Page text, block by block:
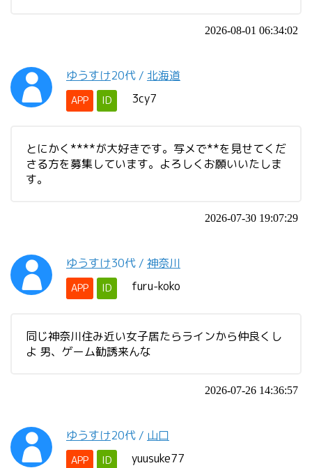
2026-08-01 06:34:02
ゆうすけ20代 / 北海道
APP ID 3cy7
とにかく****が大好きです。写メで**を見せてくだ
さる方を募集しています。よろしくお願いいたしま
す。
2026-07-30 19:07:29
ゆうすけ30代 / 神奈川
APP ID furu-koko
同じ神奈川住み近い女子居たらラインから仲良くし
よ 男、ゲーム勧誘来んな
2026-07-26 14:36:57
ゆうすけ20代 / 山口
APP ID yuusuke77